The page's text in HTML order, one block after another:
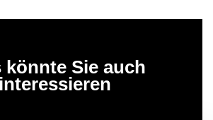
könnte Sie auch
interessieren